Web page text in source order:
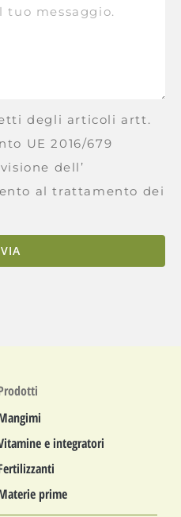
degli articoli artt.
UE 2016/679
dell’
al trattamento dei
e integratori
prime